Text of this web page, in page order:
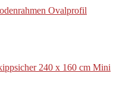
Ovalprofil
240 x 160 cm Mini